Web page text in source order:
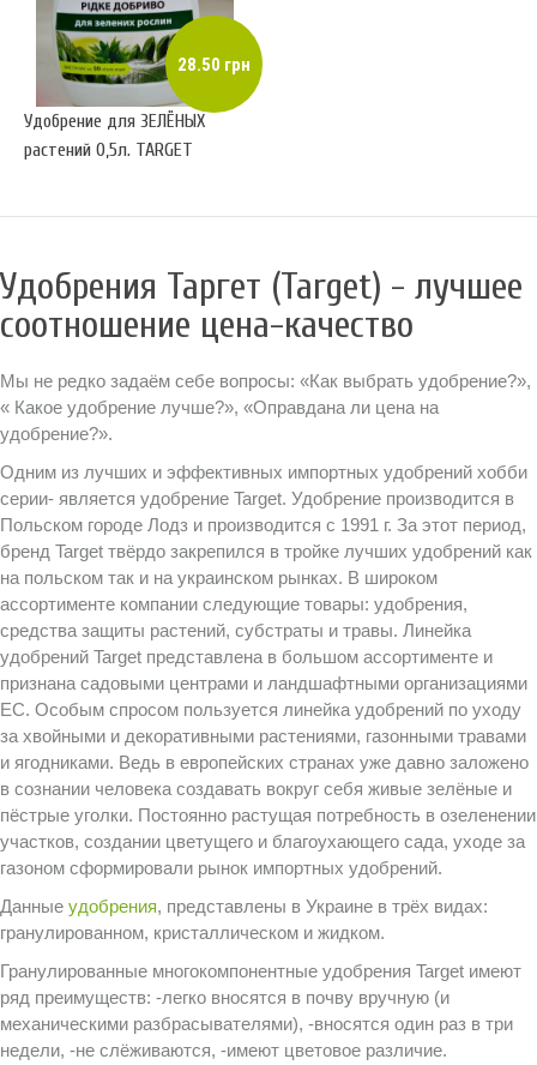
28.50 грн
Удобрение для ЗЕЛЁНЫХ
растений 0,5л. TARGET
Удобрения Таргет (Target) - лучшее
соотношение цена-качество
Мы не редко задаём себе вопросы: «Как выбрать удобрение?»,
« Какое удобрение лучше?», «Оправдана ли цена на
удобрение?».
Одним из лучших и эффективных импортных удобрений хобби
серии- является удобрение Target. Удобрение производится в
Польcком городе Лодз и производится с 1991 г. За этот период,
бренд Target твёрдо закрепился в тройке лучших удобрений как
на польском так и на украинском рынках. В широком
ассортименте компании следующие товары: удобрения,
средства защиты растений, субстраты и травы. Линейка
удобрений Target представлена в большом ассортименте и
признана садовыми центрами и ландшафтными организациями
ЕС. Особым спросом пользуется линейка удобрений по уходу
за хвойными и декоративными растениями, газонными травами
и ягодниками. Ведь в европейских странах уже давно заложено
в сознании человека создавать вокруг себя живые зелёные и
пёстрые уголки. Постоянно растущая потребность в озеленении
участков, создании цветущего и благоухающего сада, уходе за
газоном сформировали рынок импортных удобрений.
Данные удобрения, представлены в Украине в трёх видах:
гранулированном, кристаллическом и жидком.
Гранулированные многокомпонентные удобрения Target имеют
ряд преимуществ: -легко вносятся в почву вручную (и
механическими разбрасывателями), -вносятся один раз в три
недели, -не слёживаются, -имеют цветовое различие.